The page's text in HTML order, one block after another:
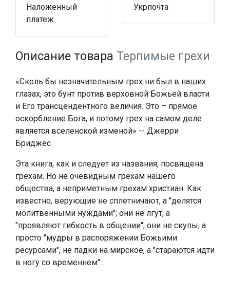
Наложенный
платеж
Укрпочта
Описание товара Терпимые грехи
«Сколь бы незначительным грех ни был в наших
глазах, это бунт против верховной Божьей власти
и Его трансцендентного величия. Это – прямое
оскорбление Бога, и потому грех на самом деле
является вселенской изменой» -- Джерри
Бриджес
Эта книга, как и следует из названия, посвящена
грехам. Но не очевидным грехам нашего
общества, а неприметным грехам христиан. Как
известно, верующие не сплетничают, а "делятся
молитвенными нуждами"; они не лгут, а
"проявляют гибкость в общении"; они не скупы, а
просто "мудры в распоряжении Божьими
ресурсами", не падки на мирское, а "стараются идти
в ногу со временнем"...